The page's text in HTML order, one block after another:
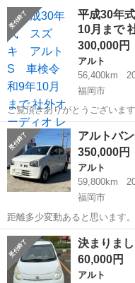
スグレード １年保証 禁煙
シート＆ロー...
福岡 福岡市 アルト
平成30年
10月まで
300,000円
アルト
56,400km
福岡市
ご覧頂きありがとうございます！ メーカー···スズキ 車種···
年式···2018 グレード···2WD S
約56400km 車検有効...
福岡 福岡市 アルト
アルトバ
350,000円
アルト
59,800km
福岡市
距離多少変動あると思います。
ーンなどご不安な方はリース
さい♫ ☆商品☆ 車名:アルトバン 年式:H30年式 色:シロ 型式:HBD-
HA36V 走...
福岡 福岡市 アルト
決まりま
60,000円
アルト